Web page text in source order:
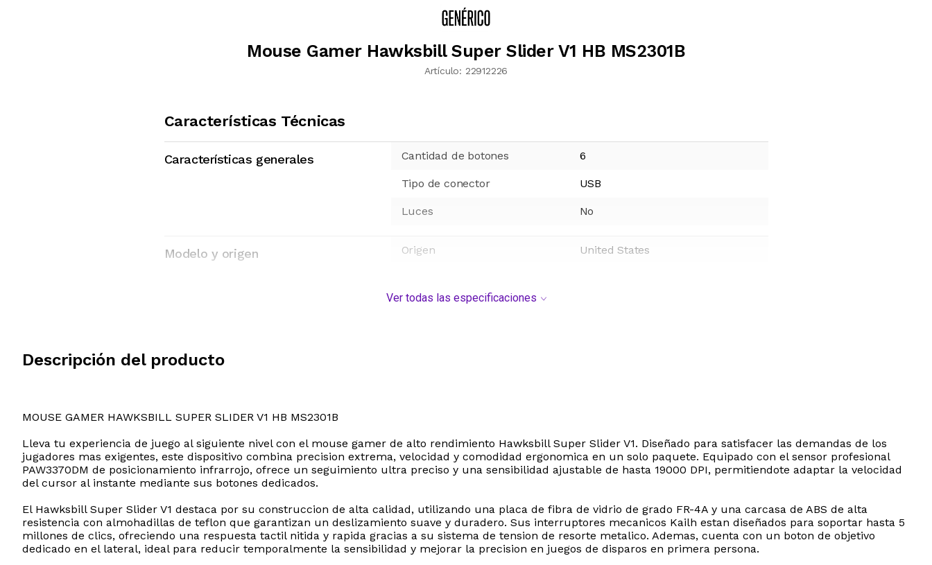
Mouse Gamer Hawksbill Super Slider V1 HB MS2301B
Artículo: 22912226
Características Técnicas
Características generales Cantidad de botones 6
Tipo de conector USB
Luces No
Modelo y origen Origen United States
Ver todas las especificaciones
Descripción del producto
MOUSE GAMER HAWKSBILL SUPER SLIDER V1 HB MS2301B
Lleva tu experiencia de juego al siguiente nivel con el mouse gamer de alto rendimiento Hawksbill Super Slider V1. Diseñado para satisfacer las demandas de los
jugadores mas exigentes, este dispositivo combina precision extrema, velocidad y comodidad ergonomica en un solo paquete. Equipado con el sensor profesional
PAW3370DM de posicionamiento infrarrojo, ofrece un seguimiento ultra preciso y una sensibilidad ajustable de hasta 19000 DPI, permitiendote adaptar la velocidad
del cursor al instante mediante sus botones dedicados.
El Hawksbill Super Slider V1 destaca por su construccion de alta calidad, utilizando una placa de fibra de vidrio de grado FR-4A y una carcasa de ABS de alta
resistencia con almohadillas de teflon que garantizan un deslizamiento suave y duradero. Sus interruptores mecanicos Kailh estan diseñados para soportar hasta 5
millones de clics, ofreciendo una respuesta tactil nitida y rapida gracias a su sistema de tension de resorte metalico. Ademas, cuenta con un boton de objetivo
dedicado en el lateral, ideal para reducir temporalmente la sensibilidad y mejorar la precision en juegos de disparos en primera persona.